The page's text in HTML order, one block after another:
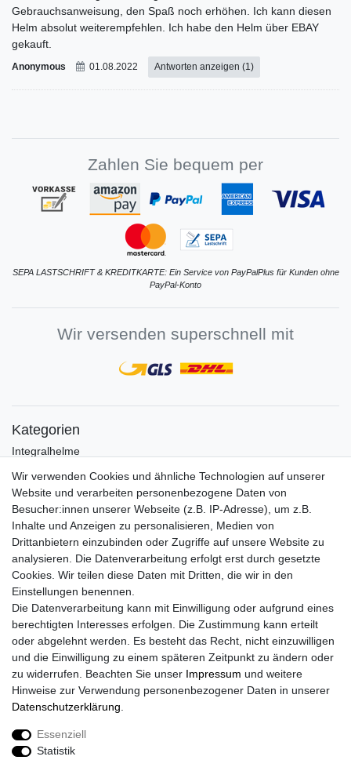
Gebrauchsanweisung, den Spaß noch erhöhen. Ich kann diesen
Helm absolut weiterempfehlen. Ich habe den Helm über EBAY
gekauft.
Anonymous 01.08.2022 Antworten anzeigen (1)
Zahlen Sie bequem per
SEPA LASTSCHRIFT & KREDITKARTE: Ein Service von PayPalPlus für Kunden ohne
PayPal-Konto
Wir versenden superschnell mit
Kategorien
Integralhelme
Crosshelme
Klapphelme
Zubehör/Visiere
Bluetoothhelme
Kinderhelme
Skihelme
Services
Mein Konto
Kontakt
FAQ
Rechtliches
AGB
Widerrufs­recht
Widerrufs­formular
Impressum
Wir verwenden Cookies und ähnliche Technologien auf unserer
Website und verarbeiten personenbezogene Daten von
Besucher:innen unserer Webseite (z.B. IP-Adresse), um z.B.
Inhalte und Anzeigen zu personalisieren, Medien von
Drittanbietern einzubinden oder Zugriffe auf unsere Website zu
analysieren. Die Datenverarbeitung erfolgt erst durch gesetzte
Cookies. Wir teilen diese Daten mit Dritten, die wir in den
Einstellungen benennen.
Die Datenverarbeitung kann mit Einwilligung oder aufgrund eines
berechtigten Interesses erfolgen. Die Zustimmung kann erteilt
oder abgelehnt werden. Es besteht das Recht, nicht einzuwilligen
und die Einwilligung zu einem späteren Zeitpunkt zu ändern oder
zu widerrufen. Beachten Sie unser Impressum und weitere
Hinweise zur Verwendung personenbezogener Daten in unserer
Daten­schutz­erklärung
Essenziell
Statistik